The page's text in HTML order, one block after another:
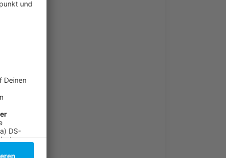
Gesicht: